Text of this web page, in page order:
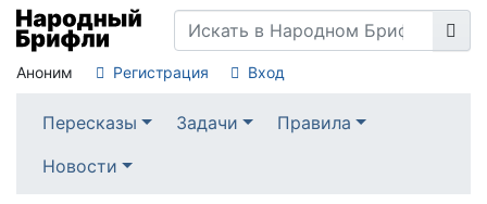
Аноним Регистрация Вход
Пересказы Задачи
Правила
Новости